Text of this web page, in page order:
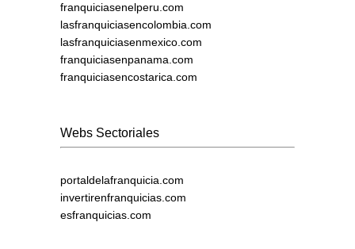
franquiciasenelperu.com
lasfranquiciasencolombia.com
lasfranquiciasenmexico.com
franquiciasenpanama.com
franquiciasencostarica.com
Webs Sectoriales
portaldelafranquicia.com
invertirenfranquicias.com
esfranquicias.com